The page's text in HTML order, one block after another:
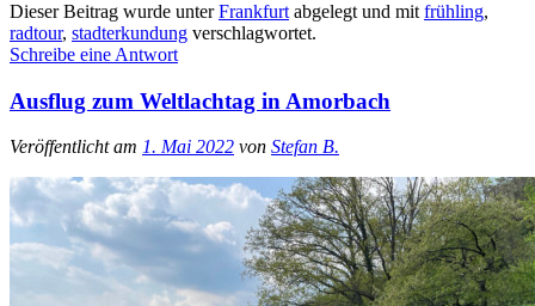
Dieser Beitrag wurde unterFrankfurt abgelegt und mit frühling,
radtour, stadterkundung verschlagwortet.
Schreibe eine Antwort
Ausflug zum Weltlachtag in Amorbach
Veröffentlicht am 1. Mai 2022 von Stefan B.